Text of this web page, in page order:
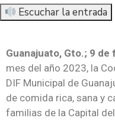
Escuchar la entrada
Guanajuato, Gto.; 9
mes del año 2023, la
DIF Municipal de
de comida rica, sana y
familias de la Capital